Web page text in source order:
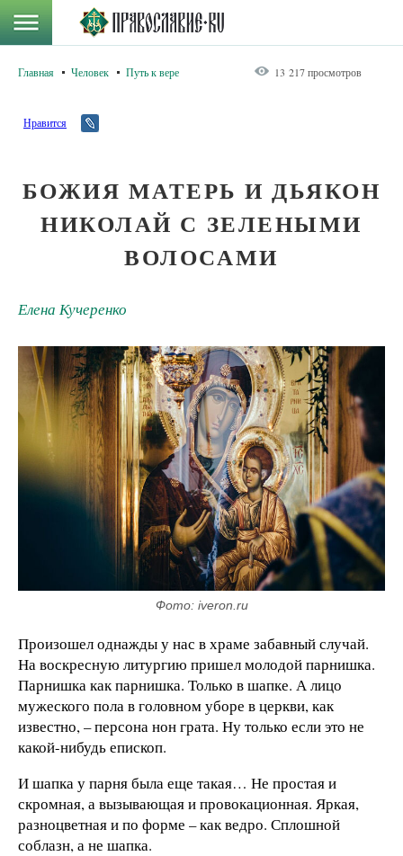
Главная Человек Путь к вере 13 217 просмотров
Нравится
БОЖИЯ МАТЕРЬ И ДЬЯКОН
НИКОЛАЙ С ЗЕЛЕНЫМИ
ВОЛОСАМИ
Елена Кучеренко
Фото: iveron.ru
Произошел однажды у нас в храме забавный случай.
На воскресную литургию пришел молодой парнишка.
Парнишка как парнишка. Только в шапке. А лицо
мужеского пола в головном уборе в церкви, как
известно, – персона нон грата. Ну только если это не
какой-нибудь епископ.
И шапка у парня была еще такая… Не простая и
скромная, а вызывающая и провокационная. Яркая,
разноцветная и по форме – как ведро. Сплошной
соблазн, а не шапка.